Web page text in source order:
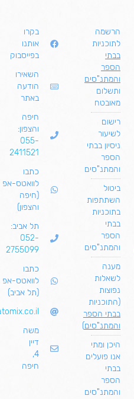
הרשמה
לתוכניות
בבתי
הספר
והמתנ"סים
ותשלום
מאובטח
רישום
לשיעור
ניסיון בבתי
הספר
והמתנ"סים
ביטול
השתתפות
בתוכניות
בבתי
הספר
והמתנ"סים
מענה
לשאלות
נפוצות
(התוכניות
בבתי הספר
והמתנ"סים)
היכן ומתי
אנו פועלים
בבתי
הספר
והמתנ"סים
בקרו
אותנו
בפייסבוק
השאירו
הודעה
באתר
חיפה
והצפון:
055-
2411521
כתבו
לוואטס-אפ
(חיפה
והצפון)
תל אביב:
052-
2755099
כתבו
לוואטס-אפ
(תל אביב)
משה
דיין
4,
חיפה